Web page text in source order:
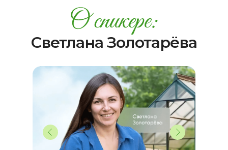
Светлана Золотарёва